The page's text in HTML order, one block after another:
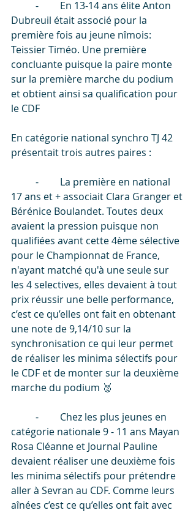
Dubreuil était associé pour la
première fois au jeune nîmois:
Teissier Timéo. Une première
concluante puisque la paire monte
sur la première marche du podium
et obtient ainsi sa qualification pour
le CDF
En catégorie national synchro TJ 42
présentait trois autres paires :
17 ans et + associait Clara Granger et
Bérénice Boulandet. Toutes deux
avaient la pression puisque non
qualifiées avant cette 4ème sélective
pour le Championnat de France,
n'ayant matché qu'à une seule sur
les 4 selectives, elles devaient à tout
prix réussir une belle performance,
c’est ce qu’elles ont fait en obtenant
une note de 9,14/10 sur la
synchronisation ce qui leur permet
de réaliser les minima sélectifs pour
le CDF et de monter sur la deuxième
marche du podium 🥈
catégorie nationale 9 - 11 ans Mayan
Rosa Cléanne et Journal Pauline
devaient réaliser une deuxième fois
les minima sélectifs pour prétendre
aller à Sevran au CDF. Comme leurs
aînées c’est ce qu’elles ont fait avec